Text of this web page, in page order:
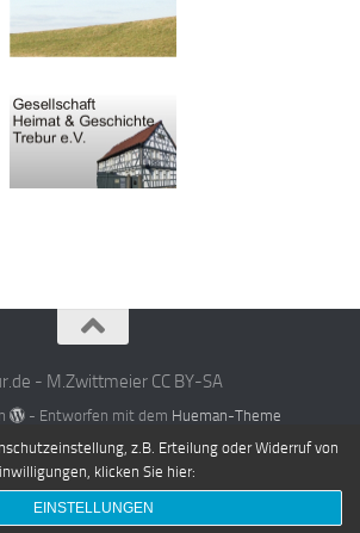
- M.Zwittmeier CC BY-SA
- Entworfen mit dem Hueman-Theme
z.B. Erteilung oder Widerruf von
klicken Sie hier:
EINSTELLUNGEN